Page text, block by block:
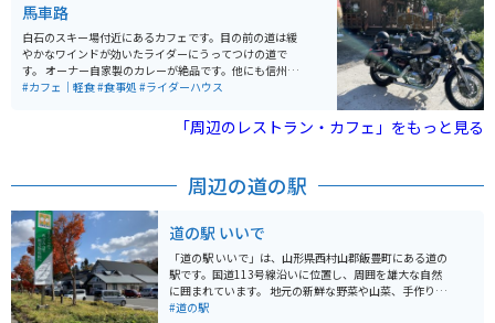
馬車路
白石のスキー場付近にあるカフェです。目の前の道は緩
やかなワインドが効いたライダーにうってつけの道で
す。 オーナー自家製のカレーが絶品です。他にも信州産
のお蕎麦や、各酒類の取り扱いもあります。もともと仙
#カフェ｜軽食#食事処 #ライダーハウス
「周辺のレストラン・カフェ」をもっと見る
周辺の道の駅
道の駅 いいで
「道の駅 いいで」は、山形県西村山郡飯豊町にある道の
駅です。国道113号線沿いに位置し、周囲を雄大な自然
に囲まれています。 地元の新鮮な野菜や山菜、手作りの
加工品などが販売されており、特産品である「飯豊なが
#道の駅